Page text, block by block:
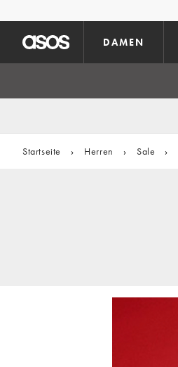
DAMEN
Startseite › Herren › Sale ›